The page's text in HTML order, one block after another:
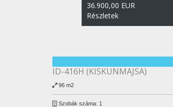
36.900,00 EUR
Részletek
ID-416H (KISKUNMAJSA)
96 m2
Szobák száma: 1